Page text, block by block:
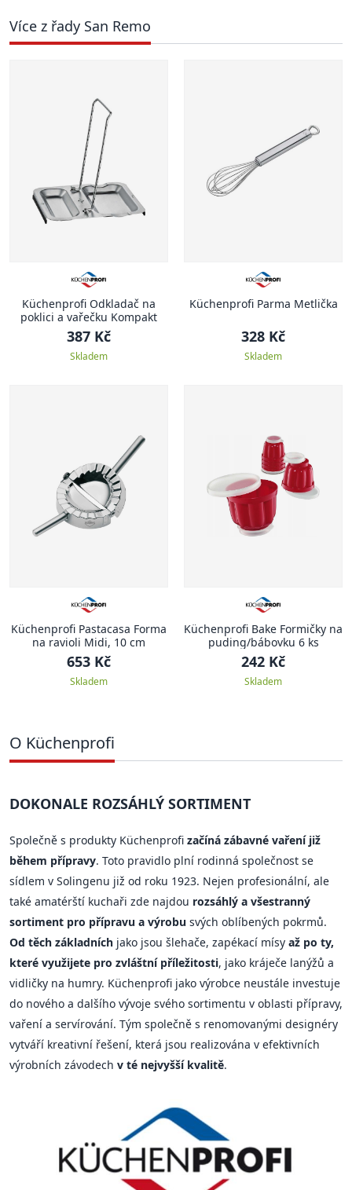
Více z řady San Remo
Küchenprofi Odkladač na
poklici a vařečku Kompakt
387 Kč
Skladem
Küchenprofi Parma Metlička
328 Kč
Skladem
Küchenprofi Pastacasa Forma
na ravioli Midi, 10 cm
653 Kč
Skladem
Küchenprofi Bake Formičky na
puding/bábovku 6 ks
242 Kč
Skladem
O Küchenprofi
DOKONALE ROZSÁHLÝ SORTIMENT
Společně s produkty Küchenprofi začíná zábavné vaření již
během přípravy. Toto pravidlo plní rodinná společnost se
sídlem v Solingenu již od roku 1923. Nejen profesionální, ale
také amatérští kuchaři zde najdou rozsáhlý a všestranný
sortiment pro přípravu a výrobu svých oblíbených pokrmů.
Od těch základních jako jsou šlehače, zapékací mísy až po ty,
které využijete pro zvláštní příležitosti, jako kráječe lanýžů a
vidličky na humry. Küchenprofi jako výrobce neustále investuje
do nového a dalšího vývoje svého sortimentu v oblasti přípravy,
vaření a servírování. Tým společně s renomovanými designéry
vytváří kreativní řešení, která jsou realizována v efektivních
výrobních závodech v té nejvyšší kvalitě.